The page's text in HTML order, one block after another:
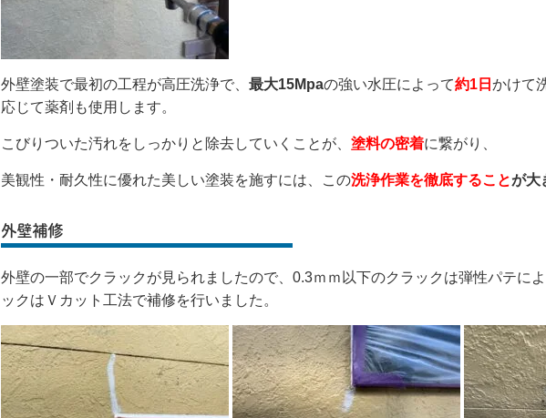
外壁塗装で最初の工程が高圧洗浄で、 最大15Mpaの強い水圧によって約1日 かけて
応じて薬剤も使用します。
こびりついた汚れをしっかりと除去していくことが、 塗料の密着に繋がり、
美観性・耐久性に優れた美しい塗装を施すには、この洗浄作業を徹底することが大
外壁補修
外壁の一部でクラックが見られましたので、0.3ｍｍ以下のクラックは弾性パテに
ックはＶカット工法で補修を行いました。